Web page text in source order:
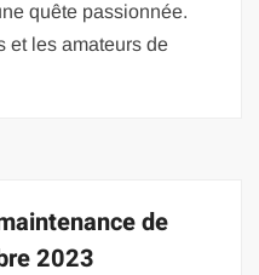
quête passionnée.
et les amateurs de
de
2023